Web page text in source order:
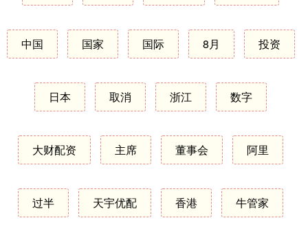
中国 国家 国际 8月 投资
日本 取消 浙江 数字
大财配资 主席 董事会 阿里
过半 天宇优配 香港 牛管家